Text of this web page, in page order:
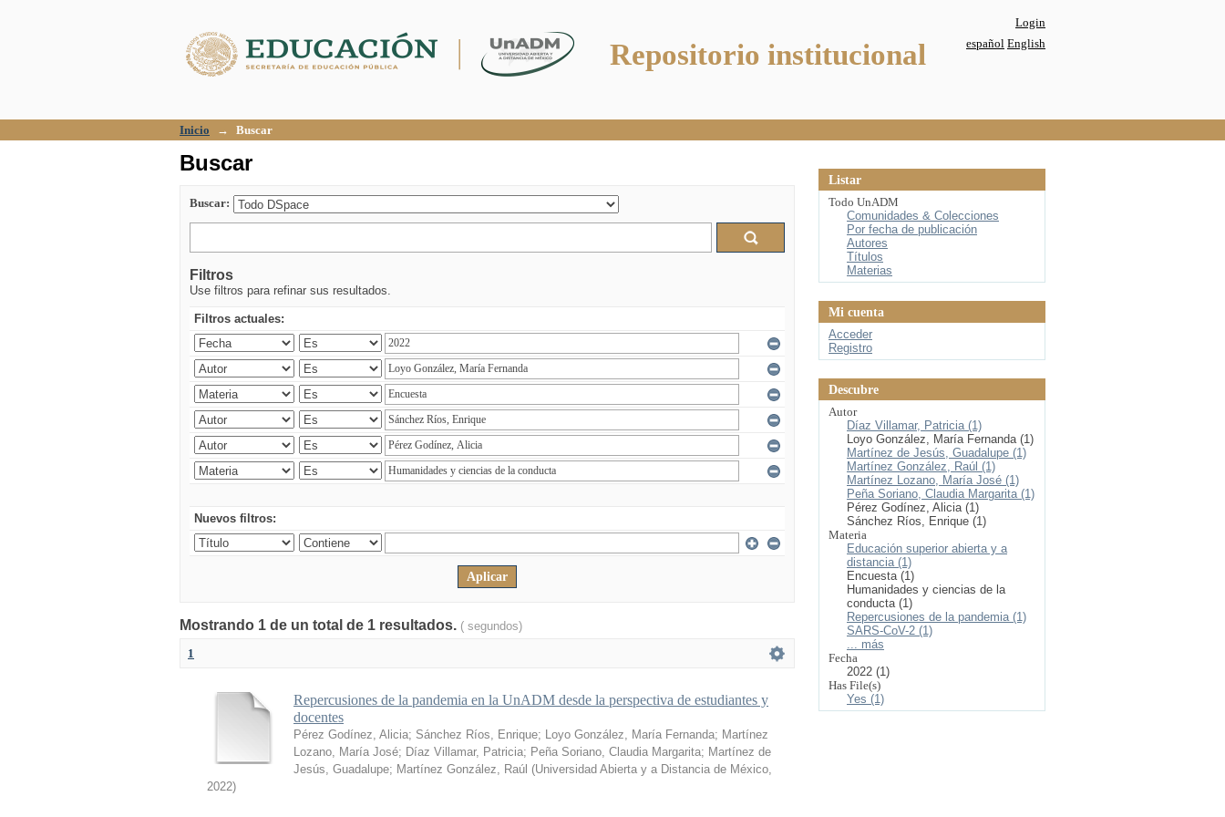
Repositorio institucional
Login
español English
Inicio → Buscar
Buscar
Buscar:
Filtros
Use filtros para refinar sus resultados.
Filtros actuales:
Nuevos filtros:
Mostrando 1 de un total de 1 resultados. ( segundos)
1
Repercusiones de la pandemia en la UnADM desde la perspectiva de estudiantes y
docentes
Pérez Godínez, Alicia; Sánchez Ríos, Enrique; Loyo González, María Fernanda; Martínez
Lozano, María José; Díaz Villamar, Patricia; Peña Soriano, Claudia Margarita; Martínez de
Jesús, Guadalupe; Martínez González, Raúl (Universidad Abierta y a Distancia de México,
2022)
Listar
Todo UnADM
Comunidades & Colecciones
Por fecha de publicación
Autores
Títulos
Materias
Mi cuenta
Acceder
Registro
Descubre
Autor
Díaz Villamar, Patricia (1)
Loyo González, María Fernanda (1)
Martínez de Jesús, Guadalupe (1)
Martínez González, Raúl (1)
Martínez Lozano, María José (1)
Peña Soriano, Claudia Margarita (1)
Pérez Godínez, Alicia (1)
Sánchez Ríos, Enrique (1)
Materia
Educación superior abierta y a
distancia (1)
Encuesta (1)
Humanidades y ciencias de la
conducta (1)
Repercusiones de la pandemia (1)
SARS-CoV-2 (1)
... más
Fecha
2022 (1)
Has File(s)
Yes (1)